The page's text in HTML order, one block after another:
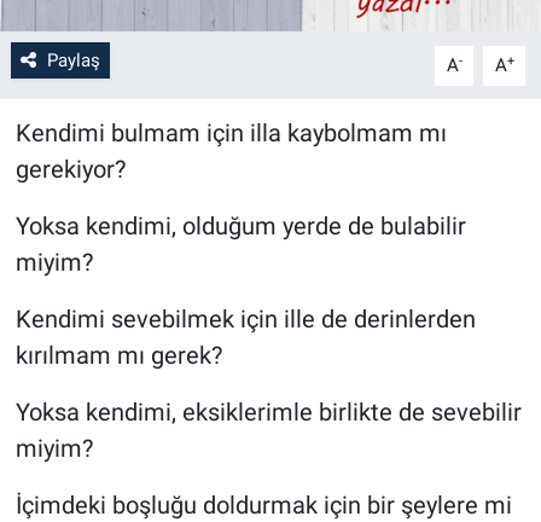
Paylaş A- A+
Kendimi bulmam için illa kaybolmam mı
gerekiyor?
Yoksa kendimi, olduğum yerde de bulabilir
miyim?
Kendimi sevebilmek için ille de derinlerden
kırılmam mı gerek?
Yoksa kendimi, eksiklerimle birlikte de sevebilir
miyim?
İçimdeki boşluğu doldurmak için bir şeylere mi